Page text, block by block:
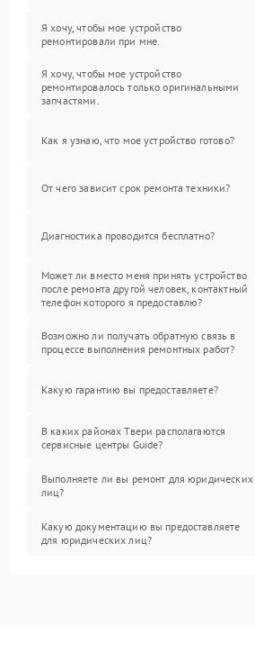
Я хочу, чтобы мое устройство
ремонтировали при мне.
Я хочу, чтобы мое устройство
ремонтировалось только оригинальными
запчастями.
Как я узнаю, что мое устройство готово?
От чего зависит срок ремонта техники?
Диагностика проводится бесплатно?
Может ли вместо меня принять устройство
после ремонта другой человек, контактный
телефон которого я предоставлю?
Возможно ли получать обратную связь в
процессе выполнения ремонтных работ?
Какую гарантию вы предоставляете?
В каких районах Твери располагаются
сервисные центры Guide?
Выполняете ли вы ремонт для юридических
лиц?
Какую документацию вы предоставляете
для юридических лиц?